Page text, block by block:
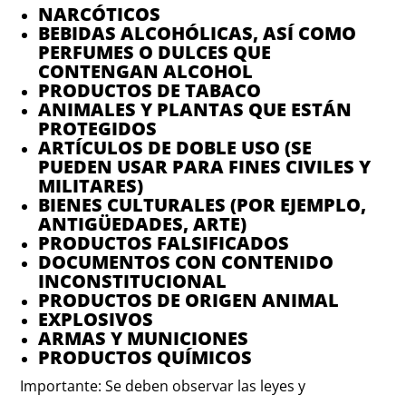
NARCÓTICOS
BEBIDAS ALCOHÓLICAS, ASÍ COMO
PERFUMES O DULCES QUE
CONTENGAN ALCOHOL
PRODUCTOS DE TABACO
ANIMALES Y PLANTAS QUE ESTÁN
PROTEGIDOS
ARTÍCULOS DE DOBLE USO (SE
PUEDEN USAR PARA FINES CIVILES Y
MILITARES)
BIENES CULTURALES (POR EJEMPLO,
ANTIGÜEDADES, ARTE)
PRODUCTOS FALSIFICADOS
DOCUMENTOS CON CONTENIDO
INCONSTITUCIONAL
PRODUCTOS DE ORIGEN ANIMAL
EXPLOSIVOS
ARMAS Y MUNICIONES
PRODUCTOS QUÍMICOS
Importante: Se deben observar las leyes y